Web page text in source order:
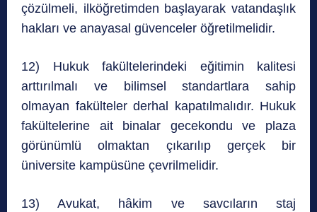
çözülmeli, ilköğretimden başlayarak vatandaşlık
hakları ve anayasal güvenceler öğretilmelidir.
12) Hukuk fakültelerindeki eğitimin kalitesi
arttırılmalı ve bilimsel standartlara sahip
olmayan fakülteler derhal kapatılmalıdır. Hukuk
fakültelerine ait binalar gecekondu ve plaza
görünümlü olmaktan çıkarılıp gerçek bir
üniversite kampüsüne çevrilmelidir.
13) Avukat, hâkim ve savcıların staj